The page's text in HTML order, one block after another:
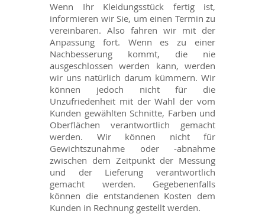
Wenn Ihr Kleidungsstück fertig ist,
informieren wir Sie, um einen Termin zu
vereinbaren. Also fahren wir mit der
Anpassung fort. Wenn es zu einer
Nachbesserung kommt, die nie
ausgeschlossen werden kann, werden
wir uns natürlich darum kümmern. Wir
können jedoch nicht für die
Unzufriedenheit mit der Wahl der vom
Kunden gewählten Schnitte, Farben und
Oberflächen verantwortlich gemacht
werden. Wir können nicht für
Gewichtszunahme oder -abnahme
zwischen dem Zeitpunkt der Messung
und der Lieferung verantwortlich
gemacht werden. Gegebenenfalls
können die entstandenen Kosten dem
Kunden in Rechnung gestellt werden.